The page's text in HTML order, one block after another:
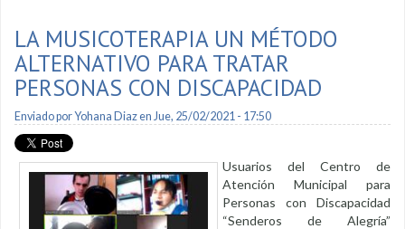
LA MUSICOTERAPIA UN MÉTODO
ALTERNATIVO PARA TRATAR
PERSONAS CON DISCAPACIDAD
Enviado porYohana Diazen Jue, 25/02/2021 - 17:50
Usuarios del Centro de
Atención Municipal para
Personas con Discapacidad
“Senderos de Alegría”